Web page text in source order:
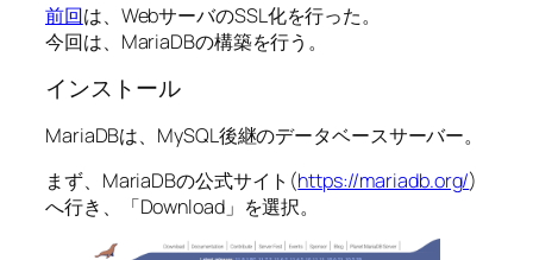
前回は、WebサーバのSSL化を行った。
今回は、MariaDBの構築を行う。
インストール
MariaDBは、MySQL後継のデータベースサーバー。
まず、MariaDBの公式サイト(https://mariadb.org/)
へ行き、「Download」を選択。